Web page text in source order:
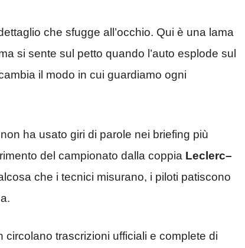
che sfugge all’occhio. Qui è una lama
si sente sul petto quando l’auto esplode sul
il modo in cui guardiamo ogni
ha usato giri di parole nei briefing più
del campionato dalla coppia Leclerc–
che i tecnici misurano, i piloti patiscono
trascrizioni ufficiali e complete di